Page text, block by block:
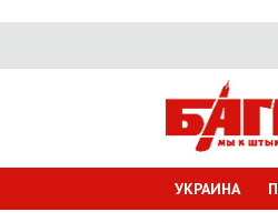
УКРАИНА